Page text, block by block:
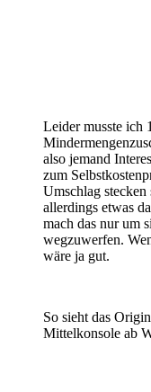
Leider musste ich
also jemand
zum
Umschlag
allerdings etwas
mach das nur um
wegzuwerfen.
wäre ja gut.
So sieht das
Mittelkonsole ab